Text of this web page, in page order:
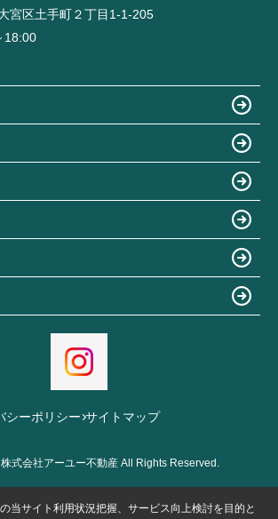
宮区土手町２丁目1-1-205
18:00
シーポリシー サイトマップ
式会社アーユー不動産 All Rights Reserved.
当サイト利用状況把握、サービス向上検討を目的と